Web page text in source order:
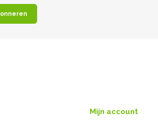
Mijn account